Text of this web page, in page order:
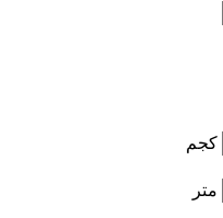
كجم
متر